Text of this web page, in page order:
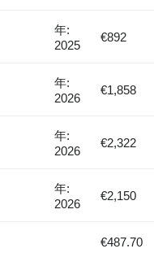
年:
2025
€892
年:
2026
€1,858
年:
2026
€2,322
年:
2026
€2,150
€487.70